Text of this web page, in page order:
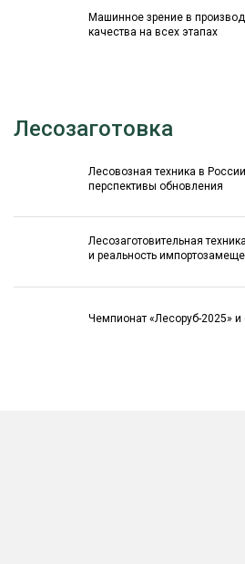
Машинное зрение в
качества на всех этапах
Лесозаготовка
Лесовозная техника в
перспективы обновления
Лесозаготовительная
и реальность
Чемпионат «Лесоруб-2025»